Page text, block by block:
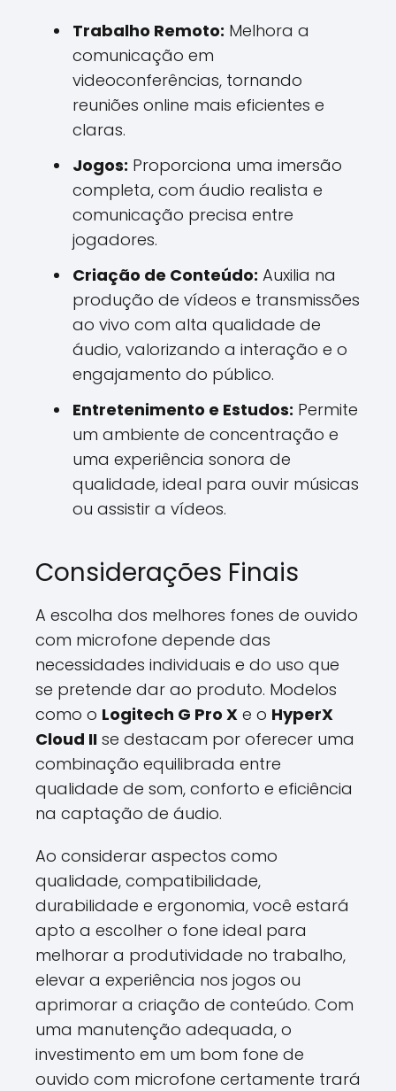
Trabalho Remoto: Melhora a
comunicação em
videoconferências, tornando
reuniões online mais eficientes e
claras.
Jogos: Proporciona uma imersão
completa, com áudio realista e
comunicação precisa entre
jogadores.
Criação de Conteúdo: Auxilia na
produção de vídeos e transmissões
ao vivo com alta qualidade de
áudio, valorizando a interação e o
engajamento do público.
Entretenimento e Estudos: Permite
um ambiente de concentração e
uma experiência sonora de
qualidade, ideal para ouvir músicas
ou assistir a vídeos.
Considerações Finais
A escolha dos melhores fones de ouvido
com microfone depende das
necessidades individuais e do uso que
se pretende dar ao produto. Modelos
como o Logitech G Pro X e o HyperX
Cloud II se destacam por oferecer uma
combinação equilibrada entre
qualidade de som, conforto e eficiência
na captação de áudio.
Ao considerar aspectos como
qualidade, compatibilidade,
durabilidade e ergonomia, você estará
apto a escolher o fone ideal para
melhorar a produtividade no trabalho,
elevar a experiência nos jogos ou
aprimorar a criação de conteúdo. Com
uma manutenção adequada, o
investimento em um bom fone de
ouvido com microfone certamente trará